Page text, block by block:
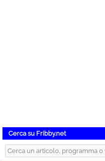
Cerca su Fribby.net